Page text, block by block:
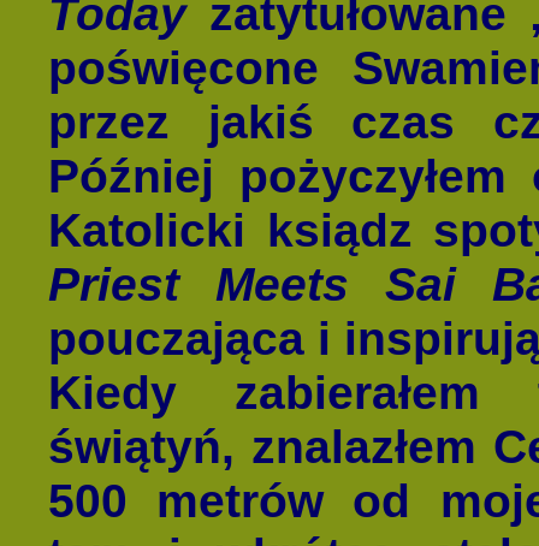
Todayzatytułowane
poświęcone
przez jakiś czas
Później
Katolicki ksiądz
Priest Meets Sai
pouczająca i
Kiedy
świątyń, znalazłem
500 metrów od